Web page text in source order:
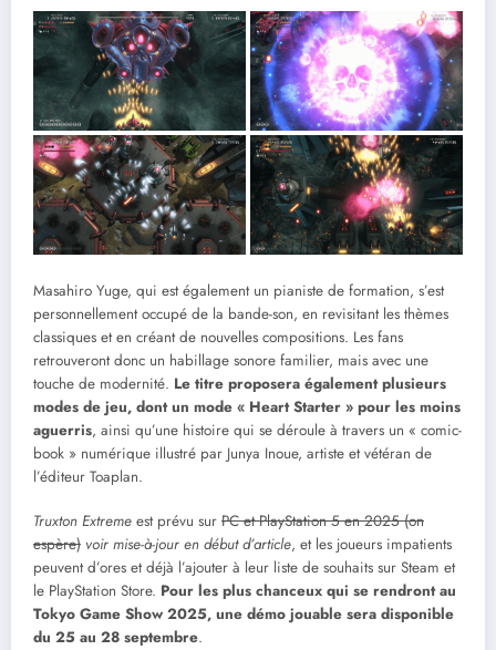
Masahiro Yuge, qui est également un pianiste de formation, s’est
personnellement occupé de la bande-son, en revisitant les thèmes
classiques et en créant de nouvelles compositions. Les fans
retrouveront donc un habillage sonore familier, mais avec une
touche de modernité. Le titre proposera également plusieurs
modes de jeu, dont un mode « Heart Starter » pour les moins
aguerris, ainsi qu’une histoire qui se déroule à travers un « comic-
book » numérique illustré par Junya Inoue, artiste et vétéran de
l’éditeur Toaplan.
Truxton Extreme est prévu sur PC et PlayStation 5 en 2025 (on
espère) voir mise-à-jour en début d’article, et les joueurs impatients
peuvent d’ores et déjà l’ajouter à leur liste de souhaits sur Steam et
le PlayStation Store. Pour les plus chanceux qui se rendront au
Tokyo Game Show 2025, une démo jouable sera disponible
du 25 au 28 septembre.